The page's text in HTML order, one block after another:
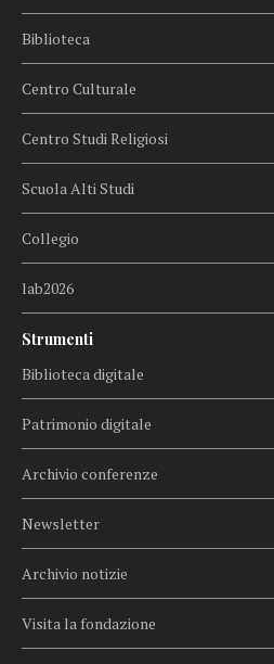
Biblioteca
Centro Culturale
Centro Studi Religiosi
Scuola Alti Studi
Collegio
lab2026
Strumenti
Biblioteca digitale
Patrimonio digitale
Archivio conferenze
Newsletter
Archivio notizie
Visita la fondazione